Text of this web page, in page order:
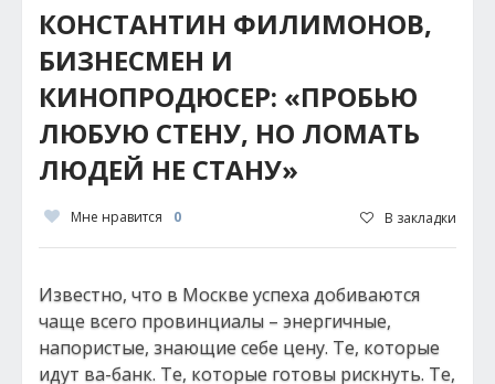
КОНСТАНТИН ФИЛИМОНОВ,
БИЗНЕСМЕН И
КИНОПРОДЮСЕР: «ПРОБЬЮ
ЛЮБУЮ СТЕНУ, НО ЛОМАТЬ
ЛЮДЕЙ НЕ СТАНУ»
Мне нравится 0 В закладки
Известно, что в Москве успеха добиваются
чаще всего провинциалы – энергичные,
напористые, знающие себе цену. Те, которые
идут ва-банк. Те, которые готовы рискнуть. Те,